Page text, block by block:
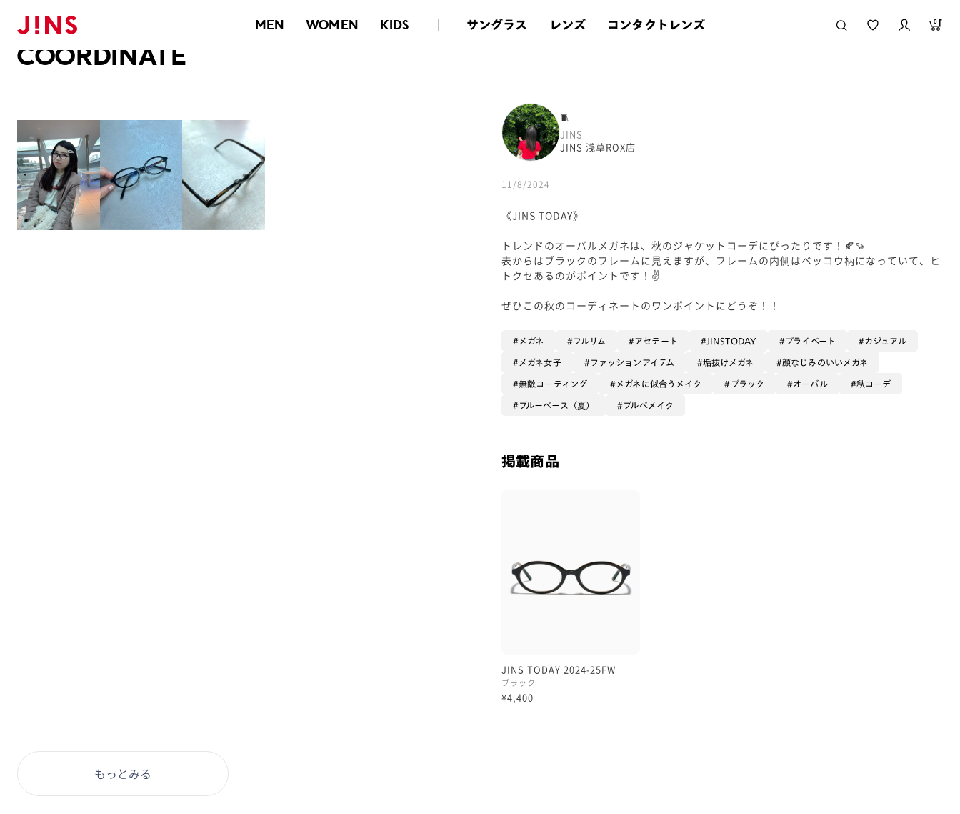
MEN WOMEN KIDS サングラス レンズ コンタクトレンズ 0
メガネのJINS TOP
COORDINATE
🧵
JINS
JINS 浅草ROX店
11/8/2024
《JINS TODAY》
トレンドのオーバルメガネは、秋のジャケットコーデにぴったりです！🍂🍠
表からはブラックのフレームに見えますが、フレームの内側はベッコウ柄になっていて、ヒ
トクセあるのがポイントです！✌️
ぜひこの秋のコーディネートのワンポイントにどうぞ！！
メガネ フルリム アセテート JINSTODAY プライベート カジュアル
メガネ女子 ファッションアイテム 垢抜けメガネ 顔なじみのいいメガネ
無敵コーティング メガネに似合うメイク ブラック オーバル 秋コーデ
ブルーベース（夏） ブルベメイク
掲載商品
JINS TODAY 2024-25FW
ブラック
¥4,400
もっとみる